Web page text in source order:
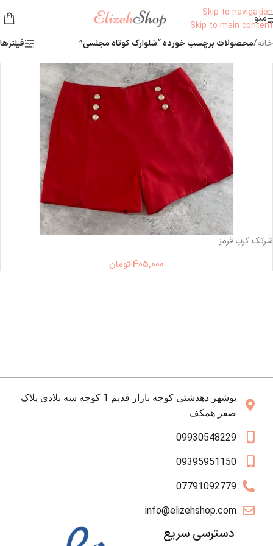
Skip to navigation
Skip to main content
منو
خانه/محصولات برچسب خورده “شلوارک کوتاه مجلسی” فیلترها
شرتک کرپ قرمز
405,000 تومان
بوشهر دهدشتی کوچه بازار قدیم 1 کوچه سه بلادی پلاک
صفر همکف
09930548229
09395951150
07791092779
info@elizehshop.com
دسترسی سریع